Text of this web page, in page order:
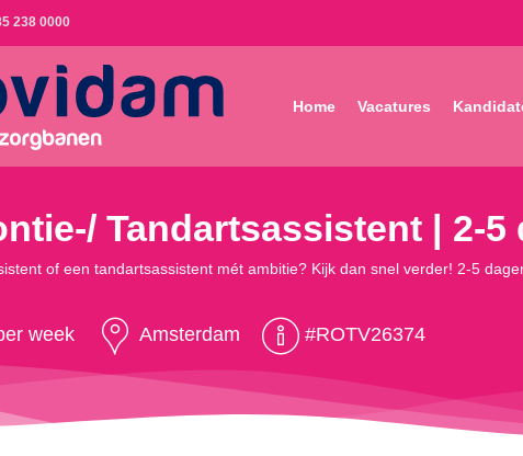
238 0000
Home Vacatures
Tandartsassistent | 2-5
of een tandartsassistent mét ambitie? Kijk dan snel verder! 2-5
week Amsterdam #ROTV26374